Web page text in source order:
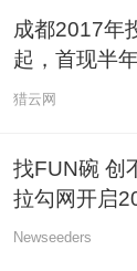
成都2017年
起，首现半
猎云网
找FUN碗 创
拉勾网开启
招聘
Newseeders